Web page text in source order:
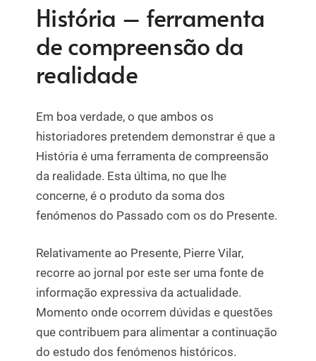
História – ferramenta
de compreensão da
realidade
Em boa verdade, o que ambos os
historiadores pretendem demonstrar é que a
História é uma ferramenta de compreensão
da realidade. Esta última, no que lhe
concerne, é o produto da soma dos
fenómenos do Passado com os do Presente.
Relativamente ao Presente, Pierre Vilar,
recorre ao jornal por este ser uma fonte de
informação expressiva da actualidade.
Momento onde ocorrem dúvidas e questões
que contribuem para alimentar a continuação
do estudo dos fenómenos históricos.